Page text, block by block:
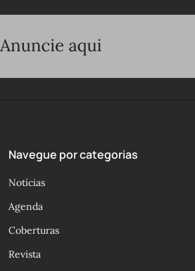
Navegue por categorias
Notícias
Agenda
Coberturas
Revista